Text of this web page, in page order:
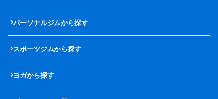
パーソナルジムから探す
スポーツジムから探す
ヨガから探す